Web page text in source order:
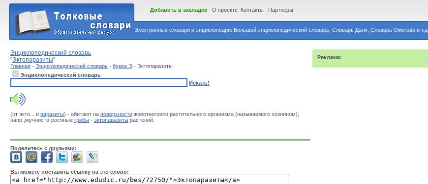
Электронные словари и энциклопедии: Большой энциклопедический словарь, Словарь Даля, Словарь Ожегова и т.д.
Добавить в закладки О проекте Контакты Партнеры
Энциклопедический словарь
"Эктопаразиты"
Главная - Энциклопедический словарь - буква Э - Эктопаразиты
Энциклопедический словарь
Искать!
(от экто... и паразиты) - обитают на поверхности животногоили растительного организма (называемого хозяином);
напр.,мучнисто-росяные грибы - эктопаразиты растений.
Поделитесь с друзьями:
Вы можете поставить ссылку на это слово:
Реклама: